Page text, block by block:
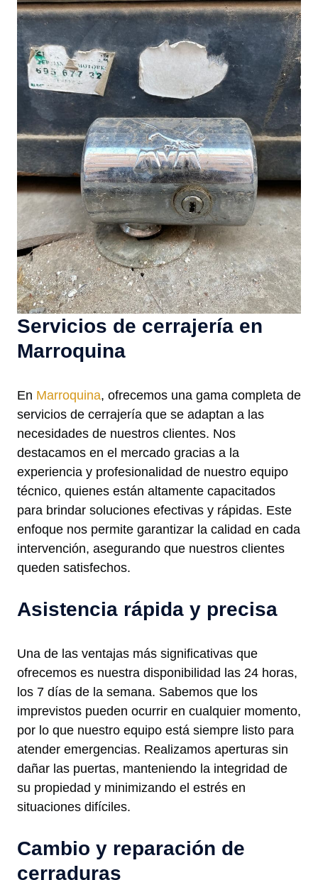
Servicios de cerrajería en
Marroquina
En Marroquina, ofrecemos una gama completa de
servicios de cerrajería que se adaptan a las
necesidades de nuestros clientes. Nos
destacamos en el mercado gracias a la
experiencia y profesionalidad de nuestro equipo
técnico, quienes están altamente capacitados
para brindar soluciones efectivas y rápidas. Este
enfoque nos permite garantizar la calidad en cada
intervención, asegurando que nuestros clientes
queden satisfechos.
Asistencia rápida y precisa
Una de las ventajas más significativas que
ofrecemos es nuestra disponibilidad las 24 horas,
los 7 días de la semana. Sabemos que los
imprevistos pueden ocurrir en cualquier momento,
por lo que nuestro equipo está siempre listo para
atender emergencias. Realizamos aperturas sin
dañar las puertas, manteniendo la integridad de
su propiedad y minimizando el estrés en
situaciones difíciles.
Cambio y reparación de
cerraduras